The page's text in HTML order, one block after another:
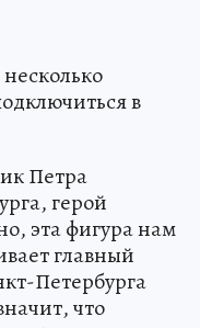
в
Петра
герой
эта фигура нам
главный
Петербурга
что